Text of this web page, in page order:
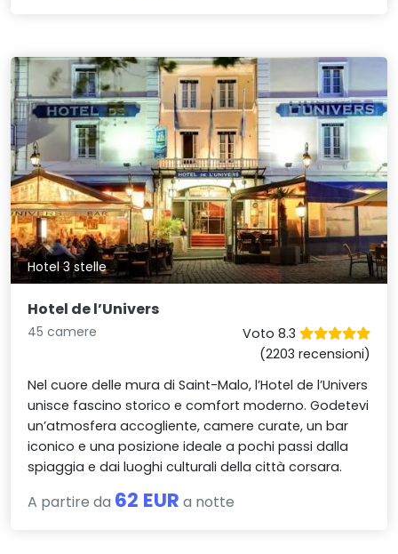
Hotel 3 stelle
Hotel de l’Univers
45 camere
Voto 8.3
(2203 recensioni)
Nel cuore delle mura di Saint-Malo, l’Hotel de l’Univers
unisce fascino storico e comfort moderno. Godetevi
un’atmosfera accogliente, camere curate, un bar
iconico e una posizione ideale a pochi passi dalla
spiaggia e dai luoghi culturali della città corsara.
A partire da 62 EUR a notte